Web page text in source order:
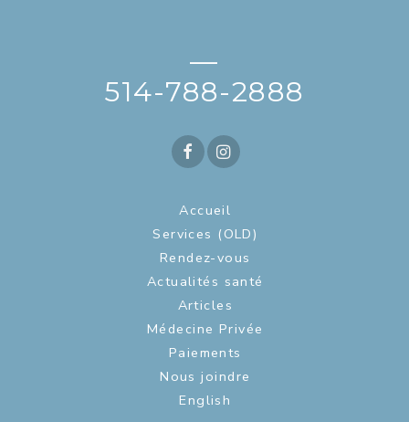
—
514-788-2888
Accueil
Services (OLD)
Rendez-vous
Actualités santé
Articles
Médecine Privée
Paiements
Nous joindre
English